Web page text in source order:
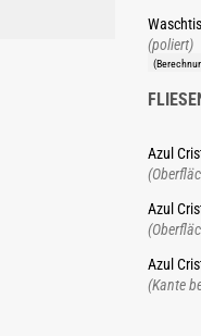
(poliert)
Azul
Azul
Azul
(Kante